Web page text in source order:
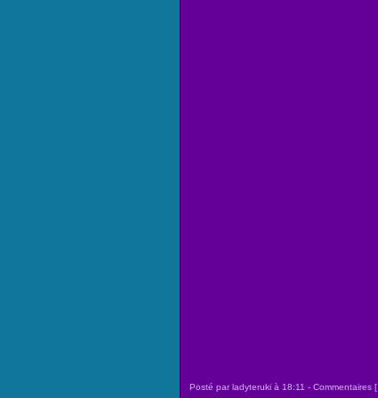
Posté par ladyteruki à 18:11 - Commentaires [